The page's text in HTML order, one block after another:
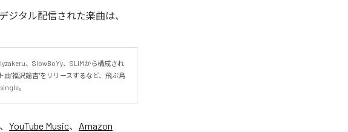
ジタル配信された楽曲は、
、SlowBoYy、SLIMから構成され
"福沢諭吉"をリリースするなど、飛ぶ鳥
。
、 YouTube Music、 Amazon